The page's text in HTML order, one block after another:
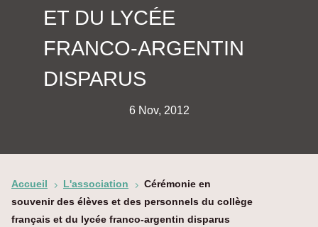
ET DU LYCÉE
FRANCO-ARGENTIN
DISPARUS
6 Nov, 2012
Accueil 5 L'association 5 Cérémonie en
souvenir des élèves et des personnels du collège
français et du lycée franco-argentin disparus